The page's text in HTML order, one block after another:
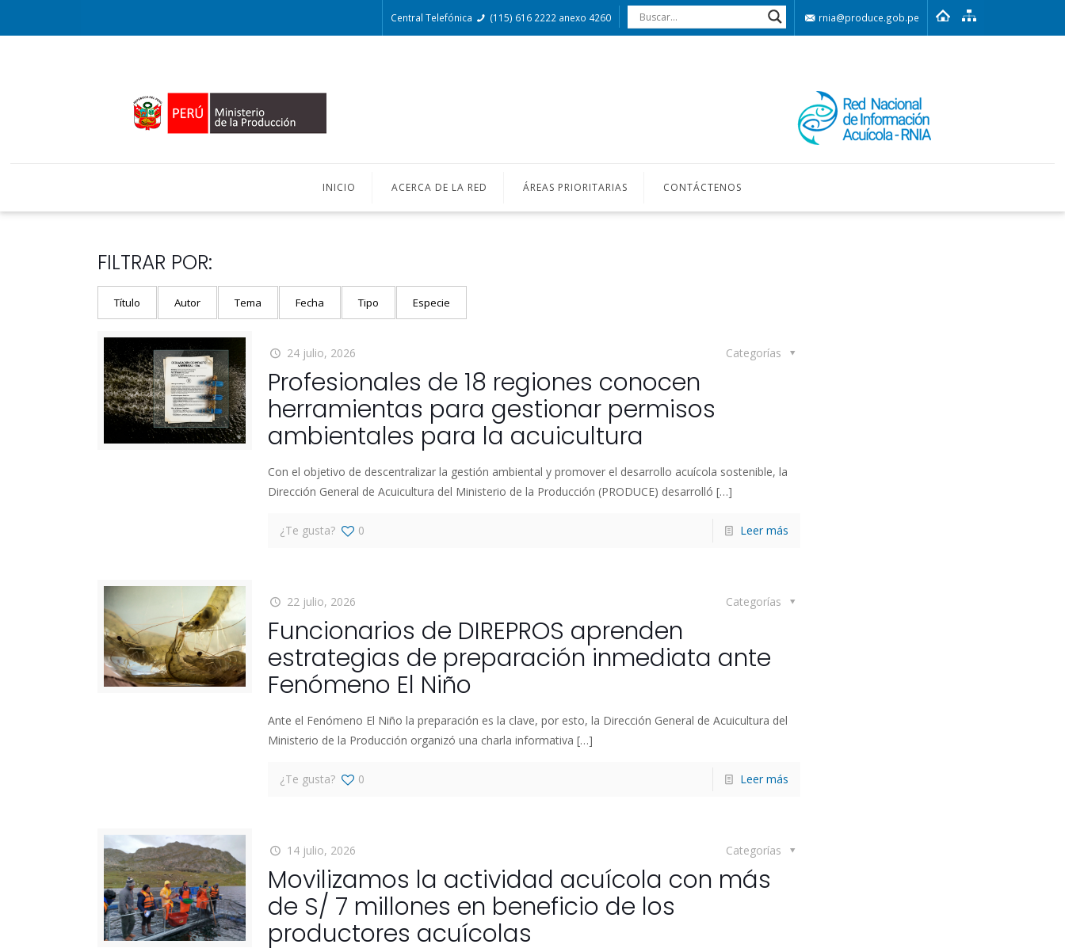
Central Telefónica (115) 616 2222 anexo 4260 rnia@produce.gob.pe
INICIO ACERCA DE LA RED ÁREAS PRIORITARIAS CONTÁCTENOS
FILTRAR POR:
Título Autor Tema Fecha Tipo Especie
24 julio, 2026 Categorías
Profesionales de 18 regiones conocen
herramientas para gestionar permisos
ambientales para la acuicultura
Con el objetivo de descentralizar la gestión ambiental y promover el desarrollo acuícola sostenible, la
Dirección General de Acuicultura del Ministerio de la Producción (PRODUCE) desarrolló […]
¿Te gusta? 0 Leer más
22 julio, 2026 Categorías
Funcionarios de DIREPROS aprenden
estrategias de preparación inmediata ante
Fenómeno El Niño
Ante el Fenómeno El Niño la preparación es la clave, por esto, la Dirección General de Acuicultura del
Ministerio de la Producción organizó una charla informativa […]
¿Te gusta? 0 Leer más
14 julio, 2026 Categorías
Movilizamos la actividad acuícola con más
de S/ 7 millones en beneficio de los
productores acuícolas